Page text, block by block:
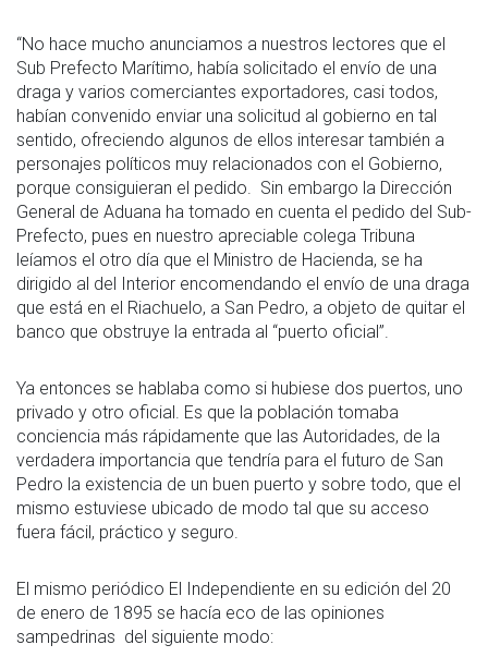
“No hace mucho anunciamos a nuestros lectores que el
Sub Prefecto Marítimo, había solicitado el envío de una
draga y varios comerciantes exportadores, casi todos,
habían convenido enviar una solicitud al gobierno en tal
sentido, ofreciendo algunos de ellos interesar también a
personajes políticos muy relacionados con el Gobierno,
porque consiguieran el pedido. Sin embargo la Dirección
General de Aduana ha tomado en cuenta el pedido del Sub-
Prefecto, pues en nuestro apreciable colega Tribuna
leíamos el otro día que el Ministro de Hacienda, se ha
dirigido al del Interior encomendando el envío de una draga
que está en el Riachuelo, a San Pedro, a objeto de quitar el
banco que obstruye la entrada al “puerto oficial”.
Ya entonces se hablaba como si hubiese dos puertos, uno
privado y otro oficial. Es que la población tomaba
conciencia más rápidamente que las Autoridades, de la
verdadera importancia que tendría para el futuro de San
Pedro la existencia de un buen puerto y sobre todo, que el
mismo estuviese ubicado de modo tal que su acceso
fuera fácil, práctico y seguro.
El mismo periódico El Independiente en su edición del 20
de enero de 1895 se hacía eco de las opiniones
sampedrinas del siguiente modo: